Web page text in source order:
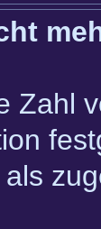
Zahl